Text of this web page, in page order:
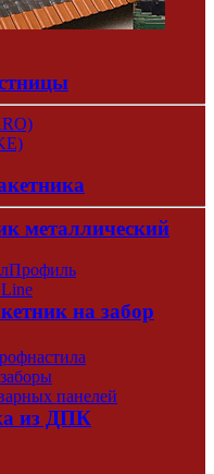
металлический
на забор
панелей
из ДПК